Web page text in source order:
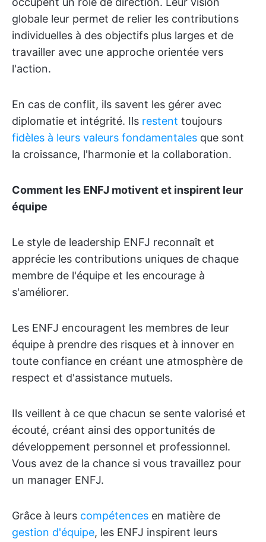
globale leur permet de relier les contributions
individuelles à des objectifs plus larges et de
travailler avec une approche orientée vers
l'action.
En cas de conflit, ils savent les gérer avec
diplomatie et intégrité. Ils restent toujours
fidèles à leurs valeurs fondamentales que sont
la croissance, l'harmonie et la collaboration.
Comment les ENFJ motivent et inspirent leur
équipe
Le style de leadership ENFJ reconnaît et
apprécie les contributions uniques de chaque
membre de l'équipe et les encourage à
s'améliorer.
Les ENFJ encouragent les membres de leur
équipe à prendre des risques et à innover en
toute confiance en créant une atmosphère de
respect et d'assistance mutuels.
Ils veillent à ce que chacun se sente valorisé et
écouté, créant ainsi des opportunités de
développement personnel et professionnel.
Vous avez de la chance si vous travaillez pour
un manager ENFJ.
Grâce à leurs compétences en matière de
gestion d'équipe, les ENFJ inspirent leurs